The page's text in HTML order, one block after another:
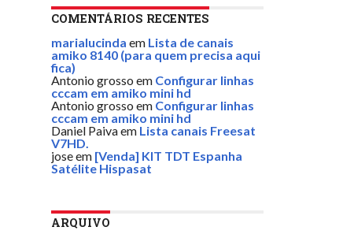
COMENTÁRIOS RECENTES
marialucinda em Lista de canais
amiko 8140 (para quem precisa aqui
fica)
Antonio grosso em Configurar linhas
cccam em amiko mini hd
Antonio grosso em Configurar linhas
cccam em amiko mini hd
Daniel Paivaem Lista canais Freesat
V7HD.
joseem [Venda] KIT TDT Espanha
Satélite Hispasat
ARQUIVO